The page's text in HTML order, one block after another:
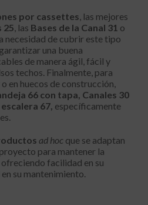
por cassettes, las mejores
25, las Bases de la Canal 31 o
necesidad de cubrir este tipo
una buena
de manera ágil, fácil y
techos. Finalmente, para
en huecos de construcción,
66 con tapa, Canales 30
67, específicamente
ad hoc que se adaptan
para mantener la
facilidad en su
su mantenimiento.